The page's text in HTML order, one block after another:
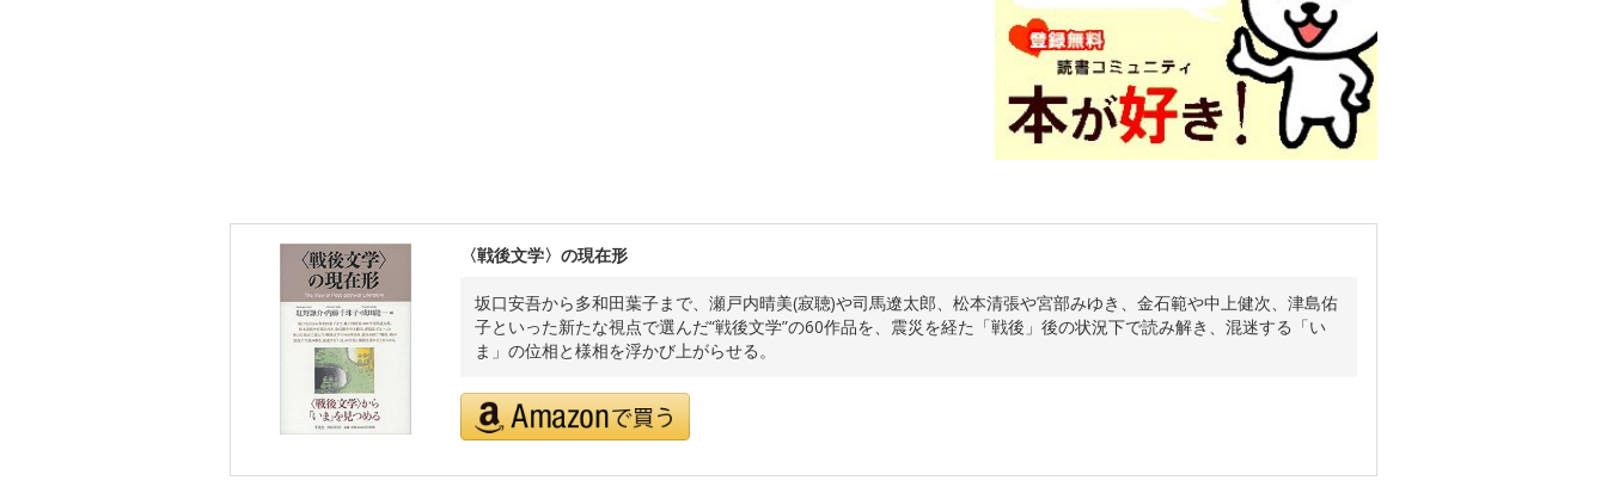
〈戦後文学〉の現在形
坂口安吾から多和田葉子まで、瀬戸内晴美(寂聴)や司馬遼太郎、松本清張や宮部みゆき、金石範や中上健次、津島佑
子といった新たな視点で選んだ“戦後文学”の60作品を、震災を経た「戦後」後の状況下で読み解き、混迷する「い
ま」の位相と様相を浮かび上がらせる。